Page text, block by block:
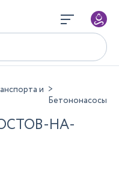
и
Бетононасосы
НА-